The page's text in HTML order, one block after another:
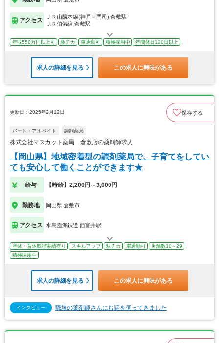
アクセス
ＪＲ山陽本線(神戸－門司) 倉敷駅
ＪＲ伯備線 倉敷駅
年収550万円以上可 駅チカ 車通勤可 積極採用中 年間休日120日以上
求人の詳細を見る この求人に興味がある
更新日：2025年2月12日 保存する
パート・アルバイト 調剤薬局
株式会社マスカット薬局 倉敷店の薬剤師求人
【岡山県】地域密着型の調剤薬局で、子育てをしてい
ても安心して働くことができます★
給与 【時給】2,200円～3,000円
勤務地 岡山県 倉敷市
アクセス 水島臨海鉄道 西富井駅
産休・育休取得実績有り スキルアップ 駅チカ 車通勤可
店舗数10～29
積極採用中
求人の詳細を見る この求人に興味がある
インタビュー 職場の薬剤師さんにお話を伺ってきました